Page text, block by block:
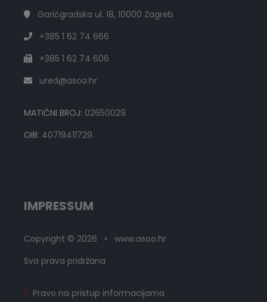
Garićgradska ul. 18, 10000 Zagreb
+385 1 62 74 666
+385 1 62 74 606
ured@asoo.hr
MATIČNI BROJ: 02650029
OIB: 40719411729
IMPRESSUM
Copyright © 2026 • www.asoo.hr
Sva prava pridržana
Pravo na pristup informacijama